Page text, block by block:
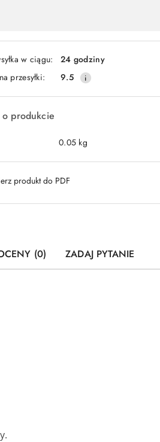
w ciągu:
24 godziny
przesyłki:
9.5
produkcie
0.05 kg
produkt do PDF
(0) ZADAJ PYTANIE